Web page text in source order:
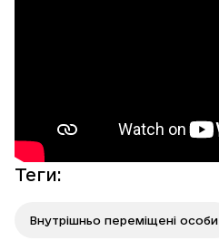
Теги:
Внутрішньо переміщені особи